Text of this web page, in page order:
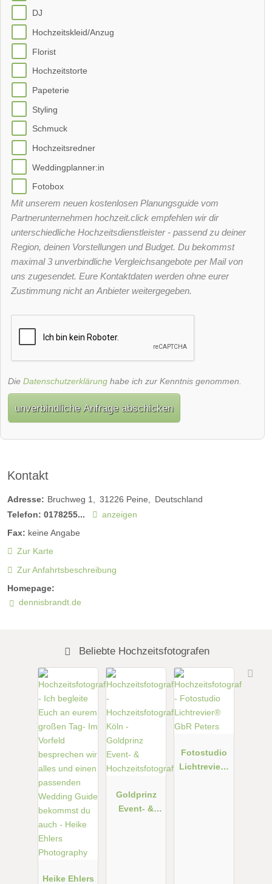
DJ
Hochzeitskleid/Anzug
Florist
Hochzeitstorte
Papeterie
Styling
Schmuck
Hochzeitsredner
Weddingplanner:in
Fotobox
Mit unserem neuen kostenlosen Planungsguide vom
Partnerunternehmen hochzeit.click empfehlen wir dir
unterschiedliche Hochzeitsdienstleister - passend zu deiner
Region, deinen Vorstellungen und Budget. Du bekommst
maximal 3 unverbindliche Vergleichsangebote per Mail von
uns zugesendet. Eure Kontaktdaten werden ohne eurer
Zustimmung nicht an Anbieter weitergegeben.
Die Datenschutzerklärung habe ich zur Kenntnis genommen.
unverbindliche Anfrage abschicken
Kontakt
Adresse: Bruchweg 1 31226 Peine
Deutschland
Telefon: 0178255...
anzeigen
Fax: keine Angabe
Zur Karte
Zur Anfahrtsbeschreibung
Homepage:
dennisbrandt.de
Beliebte Hochzeitsfotografen
Heike Ehlers
Goldprinz
Event- &
Fotostudio
Lichtrevier®